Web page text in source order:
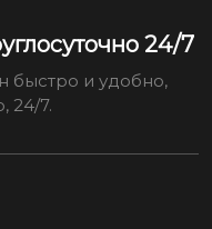
24/7
быстро и удобно,
24/7.